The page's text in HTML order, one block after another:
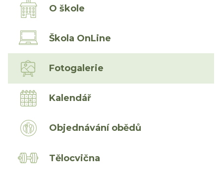
O škole
Škola OnLine
Fotogalerie
Kalendář
Objednávání obědů
Tělocvična